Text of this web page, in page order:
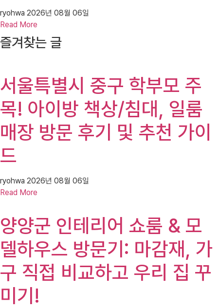
ryohwa 2026년 08월 06일
Read More
즐겨찾는 글
서울특별시 중구 학부모 주
목! 아이방 책상/침대, 일룸
매장 방문 후기 및 추천 가이
드
ryohwa 2026년 08월 06일
Read More
양양군 인테리어 쇼룸 & 모
델하우스 방문기: 마감재, 가
구 직접 비교하고 우리 집 꾸
미기!